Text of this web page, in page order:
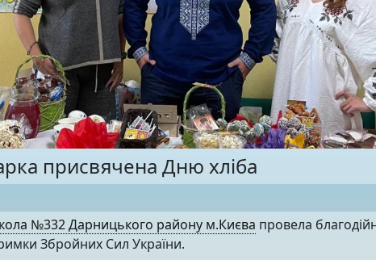
присвячена Дню хліба
№332 Дарницького району м.Києва провела
Збройних Сил України.